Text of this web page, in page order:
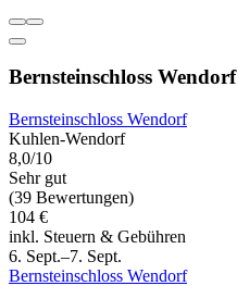
Bernsteinschloss Wendorf
Bernsteinschloss Wendorf
Kuhlen-Wendorf
8,0/10
Sehr gut
(39 Bewertungen)
104 €
inkl. Steuern & Gebühren
6. Sept.–7. Sept.
Bernsteinschloss Wendorf